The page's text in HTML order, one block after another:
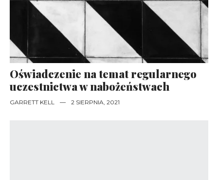
Oświadczenie na temat regularnego
uczestnictwa w nabożeństwach
GARRETT KELL — 2 SIERPNIA, 2021